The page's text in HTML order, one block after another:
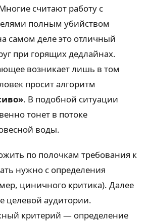
считают работу с
полным убийством
самом деле это отличный
при горящих дедлайнах.
возникает лишь в том
просит алгоритм
. В подобной ситуации
тонет в потоке
воды.
по полочкам требования к
нужно с определения
циничного критика). Далее
целевой аудитории.
критерий — определение